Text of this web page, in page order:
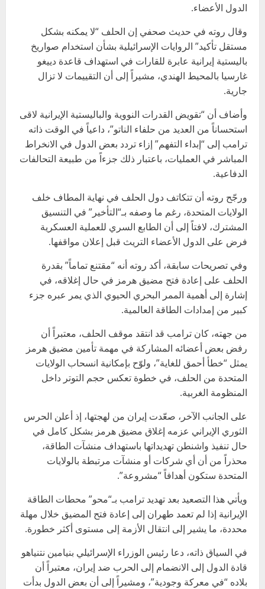
الدول الأعضاء.
وقال روته في حديث صحفي إن الحلف “لا يمكنه بشكل
مستقل تأكيد” الروايات الإسرائيلية بشأن استخدام صواريخ
باليستية إيرانية عابرة للقارات في استهداف قاعدة دييغو
غارسيا بالمحيط الهندي، مشيراً إلى أن التقييمات لا تزال
جارية.
وأضاف أن “تقويض القدرات النووية والباليستية الإيرانية لاقى
استحساناً من العديد من حلفاء الناتو”، داعياً في الوقت ذاته
ترامب إلى “إبداء التفهم” إزاء تردد بعض الدول في الانخراط
المباشر في العمليات، باعتبار ذلك جزءاً من طبيعة التحالفات
الدفاعية.
ورجّح روته أن تتكاتف دول الحلف في نهاية المطاف خلف
الولايات المتحدة، رغم ما وصفه بـ“التأخير” في التنسيق
المشترك، لافتاً إلى أن الطابع السري للعملية العسكرية
فرض على الدول الأعضاء التريث قبل إعلان مواقفها.
وفي تصريحات سابقة، أكد روته أنه “مقتنع تماماً” بقدرة
الحلف على إعادة فتح مضيق هرمز في حال إغلاقه، في
إشارة إلى أهمية الممر البحري الحيوي الذي يمر عبره جزء
كبير من إمدادات الطاقة العالمية.
من جهته، كان ترامب قد انتقد موقف الحلف، معتبراً أن
رفض بعض أعضائه المشاركة في مهمة تأمين مضيق هرمز
يمثل “خطأ أحمق للغاية”، ولوّح بإمكانية انسحاب الولايات
المتحدة من الحلف، في خطوة تعكس حجم التوتر داخل
المنظومة الغربية.
على الجانب الآخر، صعّدت إيران من لهجتها، إذ أعلن الحرس
الثوري الإيراني عزمه إغلاق مضيق هرمز بشكل كامل في
حال تنفيذ واشنطن تهديداتها باستهداف منشآت الطاقة،
محذراً من أن أي شركات أو منشآت مرتبطة بالولايات
المتحدة ستكون أهدافاً “مشروعة”.
ويأتي هذا التصعيد بعد تهديد ترامب بـ“محو” محطات الطاقة
الإيرانية إذا لم تعمد طهران إلى إعادة فتح المضيق خلال مهلة
محددة، ما يشير إلى انتقال الأزمة إلى مستوى أكثر خطورة.
في السياق ذاته، دعا رئيس الوزراء الإسرائيلي بنيامين نتنياهو
قادة الدول إلى الانضمام إلى الحرب ضد إيران، معتبراً أن
بلاده “في معركة وجودية”، ومشيراً إلى أن بعض الدول بدأت